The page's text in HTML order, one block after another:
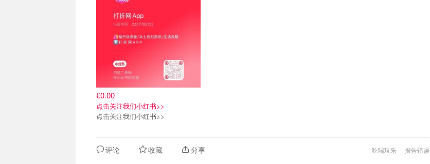
€0.00
点击关注我们小红书>>
点击关注我们小红书>>
报告错误
吃喝玩乐
评论 收藏 分享